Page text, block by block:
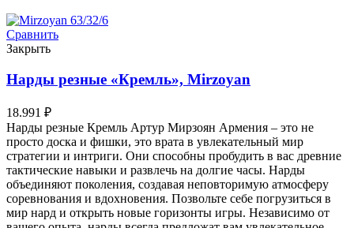
Сравнить
Закрыть
Нарды резные «Кремль», Mirzoyan
18.991 ₽
Нарды резные Кремль Артур Мирзоян Армения – это не
просто доска и фишки, это врата в увлекательный мир
стратегии и интриги. Они способны пробудить в вас древние
тактические навыки и развлечь на долгие часы. Нарды
объединяют поколения, создавая неповторимую атмосферу
соревнования и вдохновения. Позвольте себе погрузиться в
мир нард и открыть новые горизонты игры. Независимо от